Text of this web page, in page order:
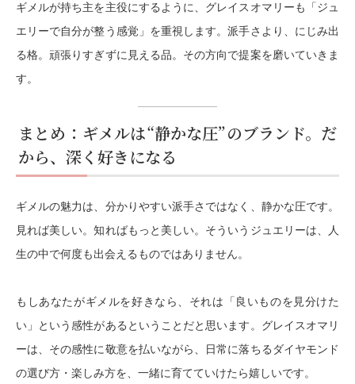
ギメルが持ち主を主役にするように、グレイスオマリーも「ジュ
エリーで自分が整う感覚」を重視します。派手さより、にじみ出
る格。頑張りすぎずに見える品。その方向で提案を磨いていきま
す。
まとめ：ギメルは“静かな圧”のブランド。だ
から、深く好きになる
ギメルの魅力は、分かりやすい派手さではなく、静かな圧です。
見れば美しい。知ればもっと美しい。そういうジュエリーは、人
生の中で何度も出会えるものではありません。
もしあなたがギメルを好きなら、それは「良いものを見分けた
い」という感性があるということだと思います。グレイスオマリ
ーは、その感性に敬意を払いながら、日常に落ちるダイヤモンド
の選び方・楽しみ方を、一緒に育てていけたら嬉しいです。